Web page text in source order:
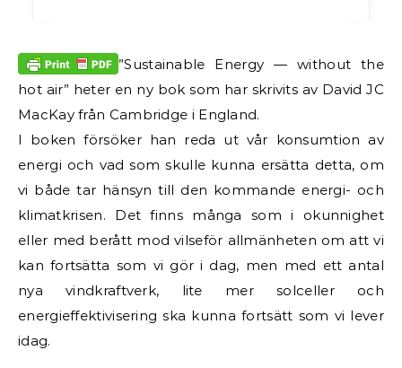
”Sustainable Energy — without the
hot air” heter en ny bok som har skrivits av David JC
MacKay från Cambridge i England.
I boken försöker han reda ut vår konsumtion av
energi och vad som skulle kunna ersätta detta, om
vi både tar hänsyn till den kommande energi- och
klimatkrisen. Det finns många som i okunnighet
eller med berått mod vilseför allmänheten om att vi
kan fortsätta som vi gör i dag, men med ett antal
nya vindkraftverk, lite mer solceller och
energieffektivisering ska kunna fortsätt som vi lever
idag.